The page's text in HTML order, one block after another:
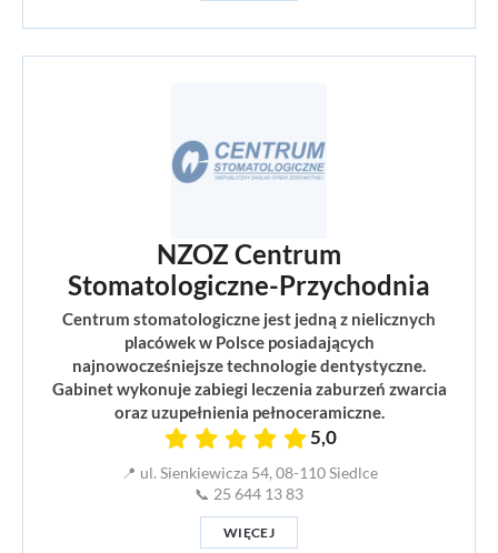
NZOZ Centrum
Stomatologiczne-Przychodnia
Centrum stomatologiczne jest jedną z nielicznych
placówek w Polsce posiadających
najnowocześniejsze technologie dentystyczne.
Gabinet wykonuje zabiegi leczenia zaburzeń zwarcia
oraz uzupełnienia pełnoceramiczne.
5,0
📍 ul. Sienkiewicza 54, 08-110 Siedlce
📞 25 644 13 83
WIĘCEJ